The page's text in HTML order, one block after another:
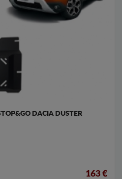
DACIA DUSTER
163 €